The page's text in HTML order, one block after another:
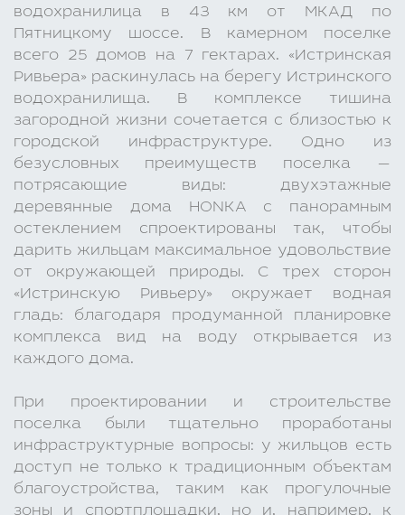
водохранилица в 43 км от МКАД по
Пятницкому шоссе. В камерном поселке
всего 25 домов на 7 гектарах. «Истринская
Ривьера» раскинулась на берегу Истринского
водохранилища. В комплексе тишина
загородной жизни сочетается с близостью к
городской инфраструктуре. Одно из
безусловных преимуществ поселка —
потрясающие виды: двухэтажные
деревянные дома HONKA с панорамным
остеклением спроектированы так, чтобы
дарить жильцам максимальное удовольствие
от окружающей природы. С трех сторон
«Истринскую Ривьеру» окружает водная
гладь: благодаря продуманной планировке
комплекса вид на воду открывается из
каждого дома.
При проектировании и строительстве
поселка были тщательно проработаны
инфраструктурные вопросы: у жильцов есть
доступ не только к традиционным объектам
благоустройства, таким как прогулочные
зоны и спортплощадки, но и, например, к